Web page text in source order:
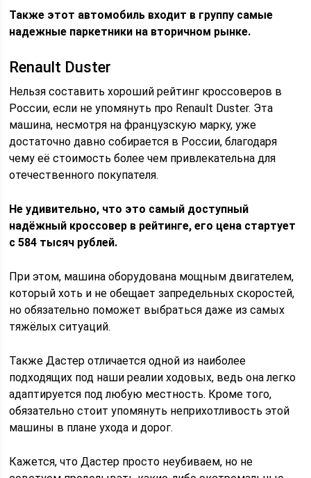
Также этот автомобиль входит в группу самые
надежные паркетники на вторичном рынке.
Renault Duster
Нельзя составить хороший рейтинг кроссоверов в
России, если не упомянуть про Renault Duster. Эта
машина, несмотря на французскую марку, уже
достаточно давно собирается в России, благодаря
чему её стоимость более чем привлекательна для
отечественного покупателя.
Не удивительно, что это самый доступный
надёжный кроссовер в рейтинге, его цена стартует
с 584 тысяч рублей.
При этом, машина оборудована мощным двигателем,
который хоть и не обещает запредельных скоростей,
но обязательно поможет выбраться даже из самых
тяжёлых ситуаций.
Также Дастер отличается одной из наиболее
подходящих под наши реалии ходовых, ведь она легко
адаптируется под любую местность. Кроме того,
обязательно стоит упомянуть неприхотливость этой
машины в плане ухода и дорог.
Кажется, что Дастер просто неубиваем, но не